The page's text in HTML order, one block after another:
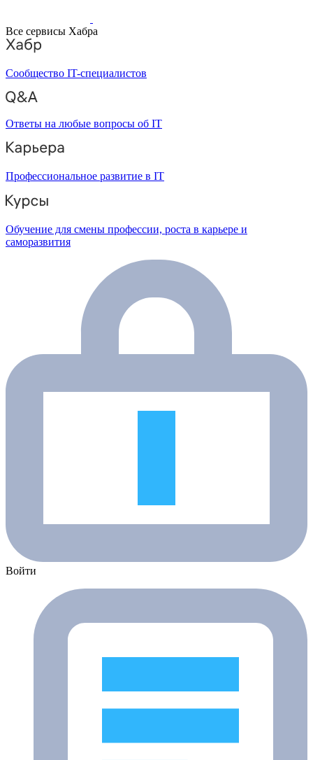
Все сервисы Хабра
Сообщество IT-специалистов
Ответы на любые вопросы об IT
Профессиональное развитие в IT
Обучение для смены профессии, роста в карьере и
саморазвития
Войти